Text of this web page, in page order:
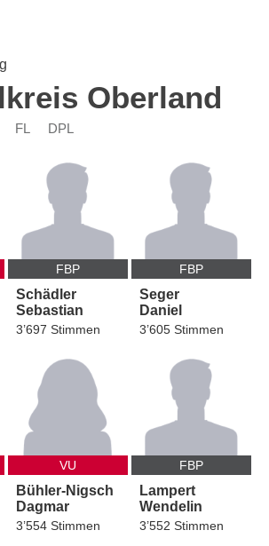
Oberland
FL DPL
FBP
Schädler
Sebastian
3’697 Stimmen
FBP
Seger
Daniel
3’605 Stimmen
VU
Bühler-Nigsch
Dagmar
3’554 Stimmen
FBP
Lampert
Wendelin
3’552 Stimmen